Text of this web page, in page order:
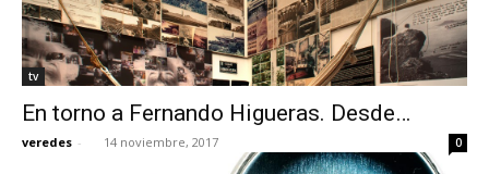
tv
En torno a Fernando Higueras. Desde…
veredes - 14 noviembre, 2017 0